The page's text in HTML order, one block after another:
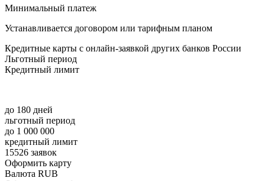
Минимальный платеж
Устанавливается договором или тарифным планом
Кредитные карты с онлайн-заявкой других банков России
Льготный период
Кредитный лимит
до 180 дней
льготный период
до 1 000 000
кредитный лимит
15526 заявок
Оформить карту
Валюта RUB